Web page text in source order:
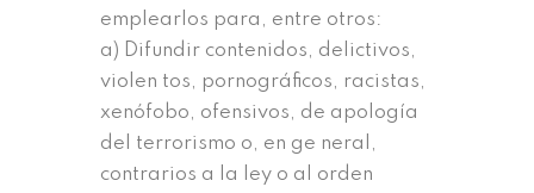
emplearlos para, entre otros:
a) Difundir contenidos, delictivos,
violen tos, pornográficos, racistas,
xenófobo, ofensivos, de apología
del terrorismo o, en ge neral,
contrarios a la ley o al orden